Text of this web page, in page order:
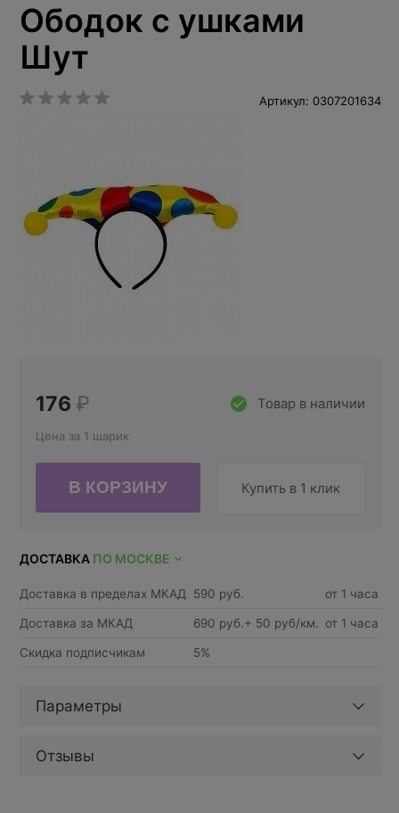
Ободок с ушками
Шут
Артикул: 0307201634
Товар в наличии
176 ₽
Цена за 1 шарик
Купить в 1 клик
ДОСТАВКА ПО МОСКВЕ
Доставка в пределах МКАД 590 руб. от 1 часа
Доставка за МКАД 690 руб.+ 50 руб/км. от 1 часа
Скидка подписчикам 5%
Параметры
Отзывы